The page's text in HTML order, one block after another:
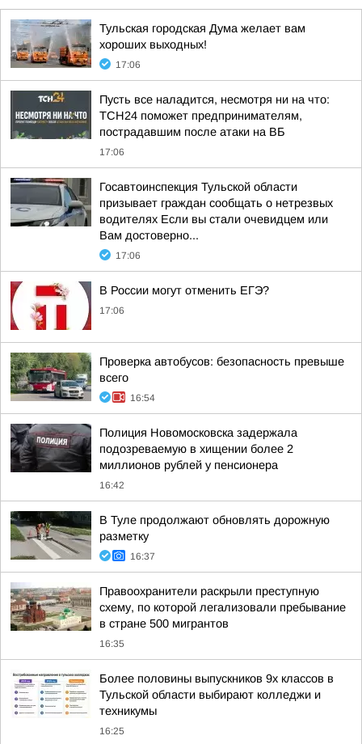
Тульская городская Дума желает вам
хороших выходных!
17:06
Пусть все наладится, несмотря ни на что:
ТСН24 поможет предпринимателям,
пострадавшим после атаки на ВБ
17:06
Госавтоинспекция Тульской области
призывает граждан сообщать о нетрезвых
водителях Если вы стали очевидцем или
Вам достоверно...
17:06
В России могут отменить ЕГЭ?
17:06
Проверка автобусов: безопасность превыше
всего
16:54
Полиция Новомосковска задержала
подозреваемую в хищении более 2
миллионов рублей у пенсионера
16:42
В Туле продолжают обновлять дорожную
разметку
16:37
Правоохранители раскрыли преступную
схему, по которой легализовали пребывание
в стране 500 мигрантов
16:35
Более половины выпускников 9х классов в
Тульской области выбирают колледжи и
техникумы
16:25